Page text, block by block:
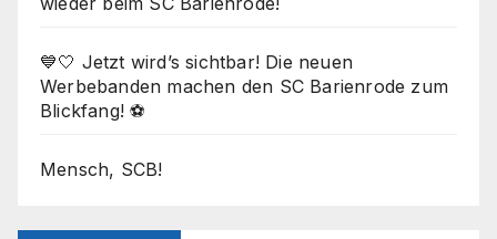
💙🤍 Jetzt wird’s sichtbar! Die neuen
Werbebanden machen den SC Barienrode zum
Blickfang! ⚽
Mensch, SCB!